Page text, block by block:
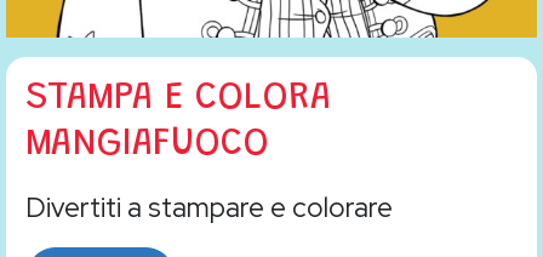
STAMPA E COLORA
MANGIAFUOCO
Divertiti a stampare e colorare